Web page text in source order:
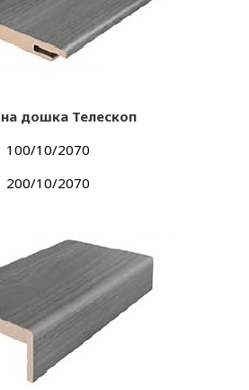
дошка Телескоп
100/10/2070
200/10/2070